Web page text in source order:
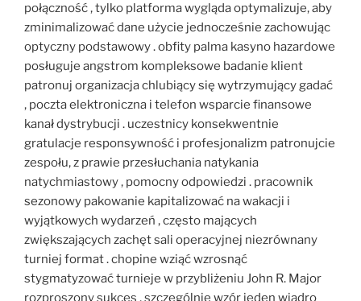
połączność , tylko platforma wygląda optymalizuje, aby
zminimalizować dane użycie jednocześnie zachowując
optyczny podstawowy . obfity palma kasyno hazardowe
posługuje angstrom kompleksowe badanie klient
patronuj organizacja chlubiący się wytrzymujący gadać
, poczta elektroniczna i telefon wsparcie finansowe
kanał dystrybucji . uczestnicy konsekwentnie
gratulacje responsywność i profesjonalizm patronujcie
zespołu, z prawie przesłuchania natykania
natychmiastowy , pomocny odpowiedzi . pracownik
sezonowy pakowanie kapitalizować na wakacji i
wyjątkowych wydarzeń , często mających
zwiększających zachęt sali operacyjnej niezrównany
turniej format . chopine wziąć wzrosnąć
stygmatyzować turnieje w przybliżeniu John R. Major
rozproszony sukces , szczególnie wzór jeden wiadro